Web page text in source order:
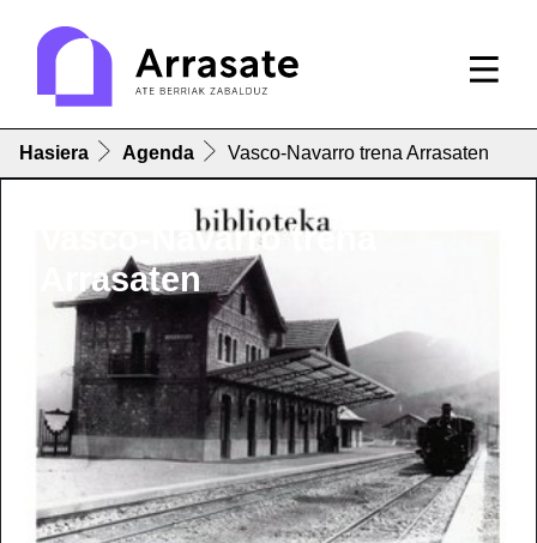
Hasiera Agenda Vasco-Navarro trena Arrasaten
Vasco-Navarro trena
Arrasaten